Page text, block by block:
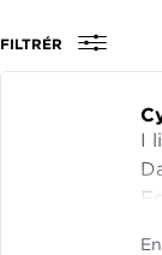
FILTRÉR
I